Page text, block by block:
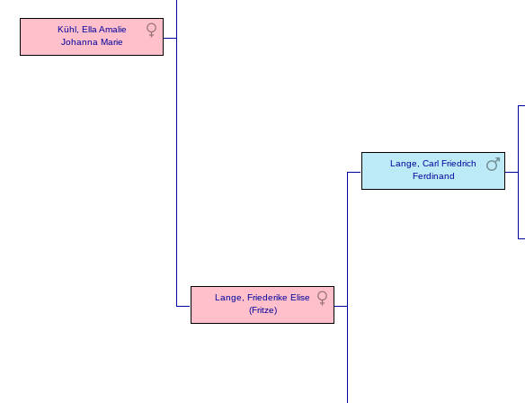
Kühl, Ella Amalie
Johanna Marie
Lange, Friederike Elise
(Fritze)
Lange, Carl Friedrich
Ferdinand